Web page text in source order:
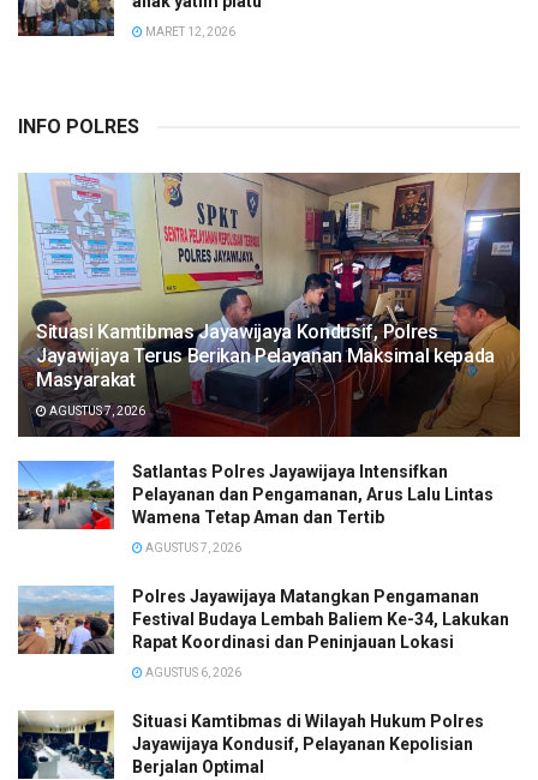
MARET 12, 2026
INFO POLRES
Situasi Kamtibmas Jayawijaya Kondusif, Polres
Jayawijaya Terus Berikan Pelayanan Maksimal kepada
Masyarakat
AGUSTUS 7, 2026
Satlantas Polres Jayawijaya Intensifkan
Pelayanan dan Pengamanan, Arus Lalu Lintas
Wamena Tetap Aman dan Tertib
AGUSTUS 7, 2026
Polres Jayawijaya Matangkan Pengamanan
Festival Budaya Lembah Baliem Ke-34, Lakukan
Rapat Koordinasi dan Peninjauan Lokasi
AGUSTUS 6, 2026
Situasi Kamtibmas di Wilayah Hukum Polres
Jayawijaya Kondusif, Pelayanan Kepolisian
Berjalan Optimal